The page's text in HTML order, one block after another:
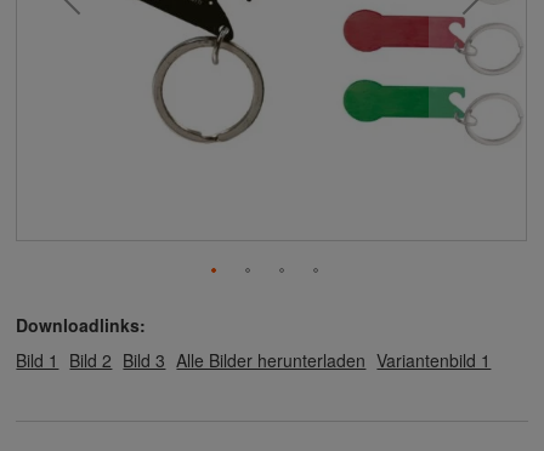
Downloadlinks:
Bild 1
Bild 2 Bild 3 Alle Bilder herunterladen Variantenbild 1